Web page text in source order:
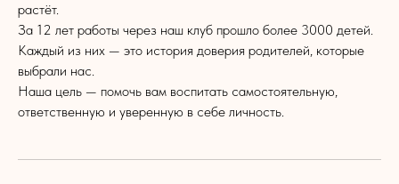
растёт.
За 12 лет работы через наш клуб прошло более 3000 детей.
Каждый из них — это история доверия родителей, которые
выбрали нас.
Наша цель — помочь вам воспитать самостоятельную,
ответственную и уверенную в себе личность.